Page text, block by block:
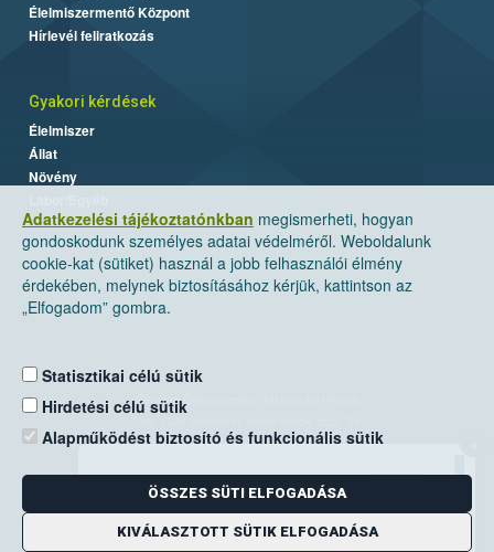
Adatkezelési tájékoztatónkban megismerheti, hogyan
gondoskodunk személyes adatai védelméről. Weboldalunk
cookie-kat (sütiket) használ a jobb felhasználói élmény
érdekében, melynek biztosításához kérjük, kattintson az
„Elfogadom” gombra.
Statisztikai célú sütik
Hirdetési célú sütik
Alapműködést biztosító és funkcionális sütik
ÖSSZES SÜTI ELFOGADÁSA
KIVÁLASZTOTT SÜTIK ELFOGADÁSA
Élelmiszermentő Központ
Hírlevél feliratkozás
Gyakori kérdések
Élelmiszer
Állat
Növény
Nemzeti Élelmiszerlánc-biztonsági Hivatal
Levelezési cím: 1525 Budapest. Pf. 30.
E-mail:ugyfelszolgalat@nebih.gov.hu
Zöld szám: 06-80/263-244
Telefon: 06-1/ 336-9000